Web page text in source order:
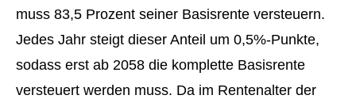
muss 83,5 Prozent seiner Basisrente versteuern.
Jedes Jahr steigt dieser Anteil um 0,5%-Punkte,
sodass erst ab 2058 die komplette Basisrente
versteuert werden muss. Da im Rentenalter der